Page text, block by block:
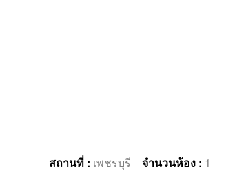
สถานที่ : เพชรบุรี จำนวนห้อง : 1